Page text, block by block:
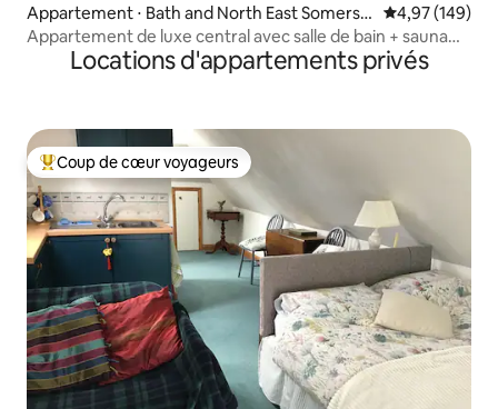
Appartement ⋅ Bath and North East Somerse
t
Évaluation
4,97 (149)
Appartement de luxe central avec salle de bain + sauna
Locations d'appartements privés
Coups de cœur voyageurs les plus appréciés
Coup de cœur voyageurs